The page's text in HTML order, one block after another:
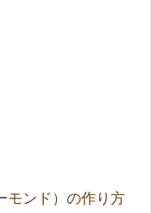
モンド）の作り方